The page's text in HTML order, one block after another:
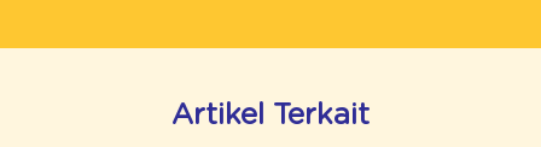
Artikel Terkait